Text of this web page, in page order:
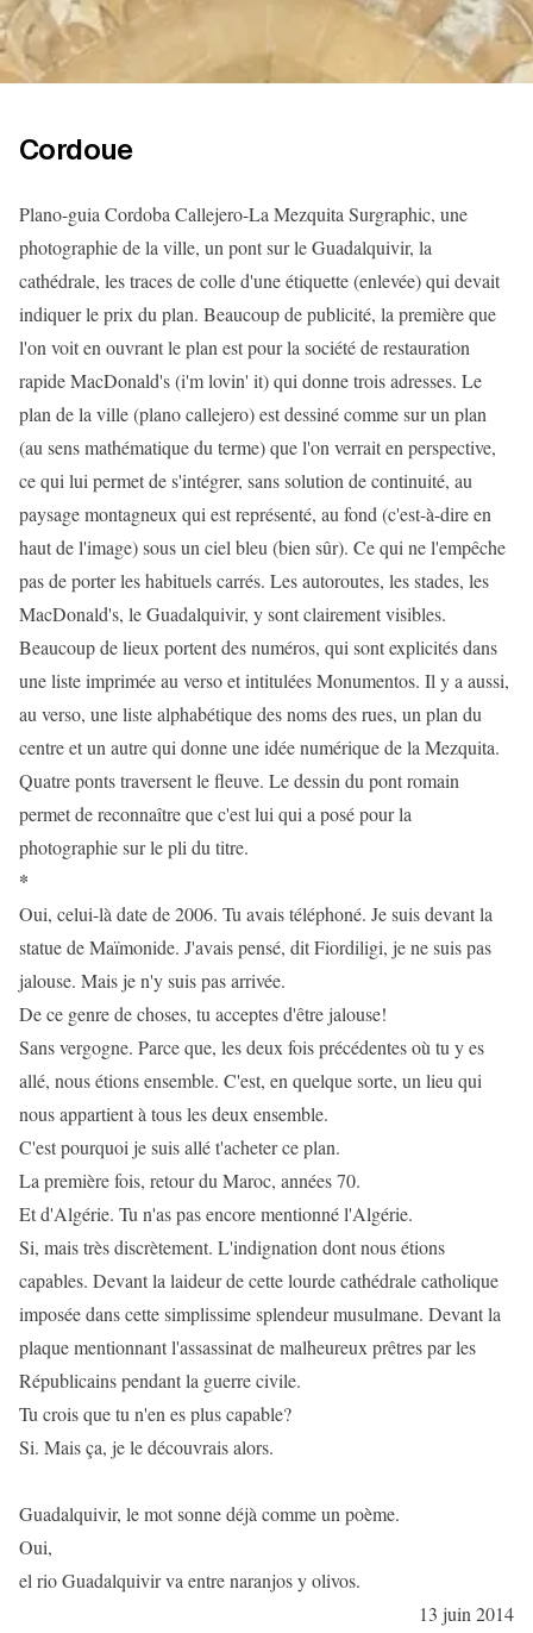
Cordoue
Plano-guia Cordoba Callejero-La Mezquita Surgraphic, une
photographie de la ville, un pont sur le Guadalquivir, la
cathédrale, les traces de colle d'une étiquette (enlevée) qui devait
indiquer le prix du plan. Beaucoup de publicité, la première que
l'on voit en ouvrant le plan est pour la société de restauration
rapide MacDonald's (i'm lovin' it) qui donne trois adresses. Le
plan de la ville (plano callejero) est dessiné comme sur un plan
(au sens mathématique du terme) que l'on verrait en perspective,
ce qui lui permet de s'intégrer, sans solution de continuité, au
paysage montagneux qui est représenté, au fond (c'est-à-dire en
haut de l'image) sous un ciel bleu (bien sûr). Ce qui ne l'empêche
pas de porter les habituels carrés. Les autoroutes, les stades, les
MacDonald's, le Guadalquivir, y sont clairement visibles.
Beaucoup de lieux portent des numéros, qui sont explicités dans
une liste imprimée au verso et intitulées Monumentos. Il y a aussi,
au verso, une liste alphabétique des noms des rues, un plan du
centre et un autre qui donne une idée numérique de la Mezquita.
Quatre ponts traversent le fleuve. Le dessin du pont romain
permet de reconnaître que c'est lui qui a posé pour la
photographie sur le pli du titre.
*
Oui, celui-là date de 2006. Tu avais téléphoné. Je suis devant la
statue de Maïmonide. J'avais pensé, dit Fiordiligi, je ne suis pas
jalouse. Mais je n'y suis pas arrivée.
De ce genre de choses, tu acceptes d'être jalouse!
Sans vergogne. Parce que, les deux fois précédentes où tu y es
allé, nous étions ensemble. C'est, en quelque sorte, un lieu qui
nous appartient à tous les deux ensemble.
C'est pourquoi je suis allé t'acheter ce plan.
La première fois, retour du Maroc, années 70.
Et d'Algérie. Tu n'as pas encore mentionné l'Algérie.
Si, mais très discrètement. L'indignation dont nous étions
capables. Devant la laideur de cette lourde cathédrale catholique
imposée dans cette simplissime splendeur musulmane. Devant la
plaque mentionnant l'assassinat de malheureux prêtres par les
Républicains pendant la guerre civile.
Tu crois que tu n'en es plus capable?
Si. Mais ça, je le découvrais alors.
Guadalquivir, le mot sonne déjà comme un poème.
Oui,
el rio Guadalquivir va entre naranjos y olivos.
13 juin 2014